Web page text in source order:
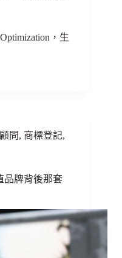
，生
問, 商標登記,
品牌背後那套